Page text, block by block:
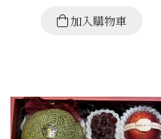
加入購物車